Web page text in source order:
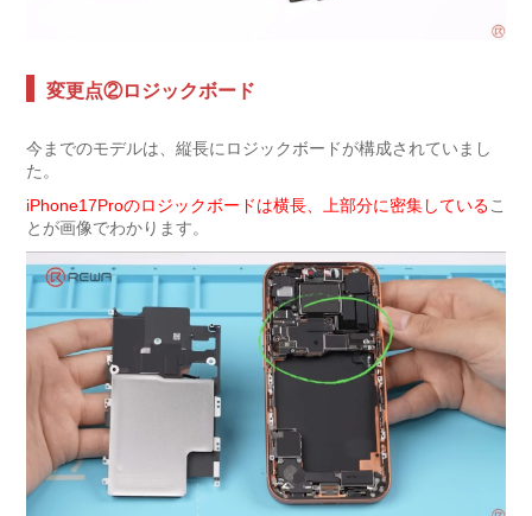
変更点②ロジックボード
今までのモデルは、縦長にロジックボードが構成されていまし
た。
iPhone17Proのロジックボードは横長、上部分に密集しているこ
とが画像でわかります。